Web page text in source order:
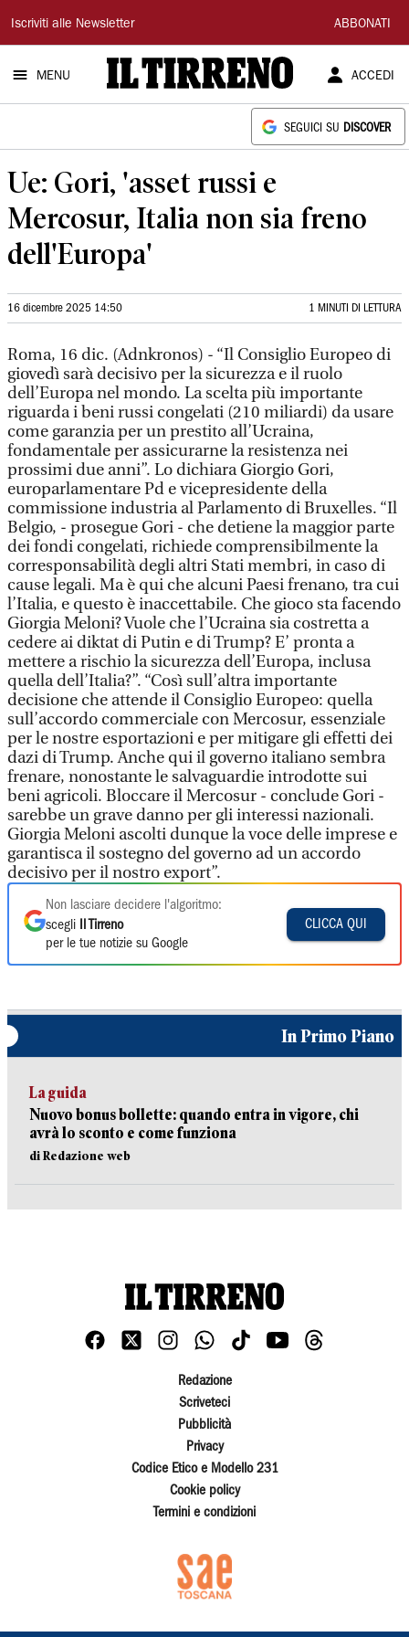
Il
Tirreno
Iscriviti alle Newsletter ABBONATI
MENU ACCEDI
SEGUICI SU DISCOVER
Ue: Gori, 'asset russi e
Mercosur, Italia non sia freno
dell'Europa'
16 dicembre 2025 14:50 1 MINUTI DI LETTURA
Roma, 16 dic. (Adnkronos) - “Il Consiglio Europeo di
giovedì sarà decisivo per la sicurezza e il ruolo
dell’Europa nel mondo. La scelta più importante
riguarda i beni russi congelati (210 miliardi) da usare
come garanzia per un prestito all’Ucraina,
fondamentale per assicurarne la resistenza nei
prossimi due anni”. Lo dichiara Giorgio Gori,
europarlamentare Pd e vicepresidente della
commissione industria al Parlamento di Bruxelles. “Il
Belgio, - prosegue Gori - che detiene la maggior parte
dei fondi congelati, richiede comprensibilmente la
corresponsabilità degli altri Stati membri, in caso di
cause legali. Ma è qui che alcuni Paesi frenano, tra cui
l’Italia, e questo è inaccettabile. Che gioco sta facendo
Giorgia Meloni? Vuole che l’Ucraina sia costretta a
cedere ai diktat di Putin e di Trump? E’ pronta a
mettere a rischio la sicurezza dell’Europa, inclusa
quella dell’Italia?”. “Così sull’altra importante
decisione che attende il Consiglio Europeo: quella
sull’accordo commerciale con Mercosur, essenziale
per le nostre esportazioni e per mitigare gli effetti dei
dazi di Trump. Anche qui il governo italiano sembra
frenare, nonostante le salvaguardie introdotte sui
beni agricoli. Bloccare il Mercosur - conclude Gori -
sarebbe un grave danno per gli interessi nazionali.
Giorgia Meloni ascolti dunque la voce delle imprese e
garantisca il sostegno del governo ad un accordo
decisivo per il nostro export”.
Non lasciare decidere l'algoritmo:
scegli
Il Tirreno
per le tue notizie su Google
CLICCA QUI
In Primo Piano
La guida
Nuovo bonus bollette: quando entra in vigore, chi
avrà lo sconto e come funziona
di Redazione web
Redazione
Scriveteci
Pubblicità
Privacy
Codice Etico e Modello 231
Cookie policy
Termini e condizioni